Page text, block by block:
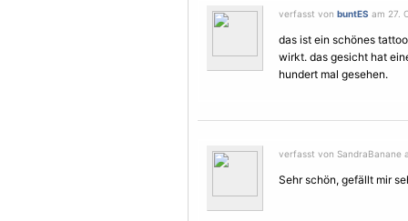
verfasst von buntES am 27.
das ist ein schönes
wirkt. das gesicht hat
hundert mal gesehen.
verfasst von SandraBanane
Sehr schön, gefällt mir